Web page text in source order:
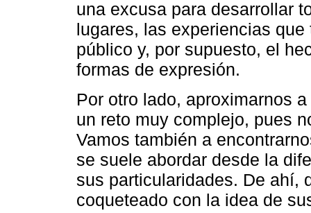
una excusa para desarrollar
lugares, las experiencias
público y, por supuesto, el
formas de expresión.
Por otro lado, aproximarnos
un reto muy complejo, pues
Vamos también a
se suele abordar desde la
sus particularidades. De ahí,
coqueteado con la idea de